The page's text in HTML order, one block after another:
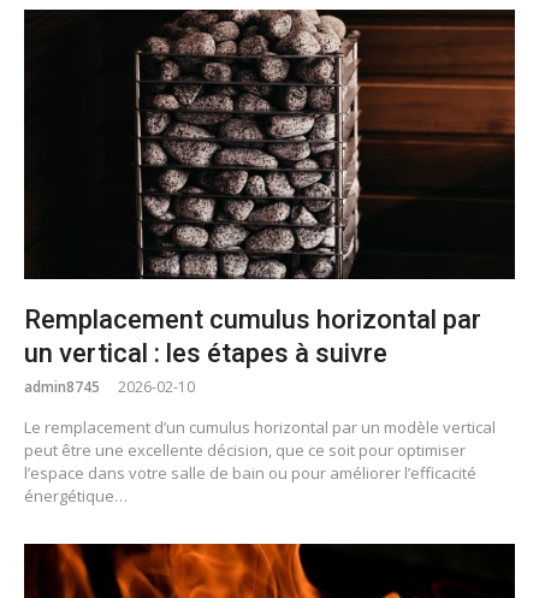
Remplacement cumulus horizontal par
un vertical : les étapes à suivre
admin8745 2026-02-10
Le remplacement d’un cumulus horizontal par un modèle vertical
peut être une excellente décision, que ce soit pour optimiser
l’espace dans votre salle de bain ou pour améliorer l’efficacité
énergétique…